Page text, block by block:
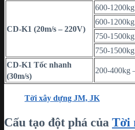
CD-K1 (20m/s – 220V)
600-
600-
750-
750-
CD-K1 Tốc nhanh
(30m/s)
200-400kg
Tời xây dựng JM, JK
Cấu tạo đột phá của Tời